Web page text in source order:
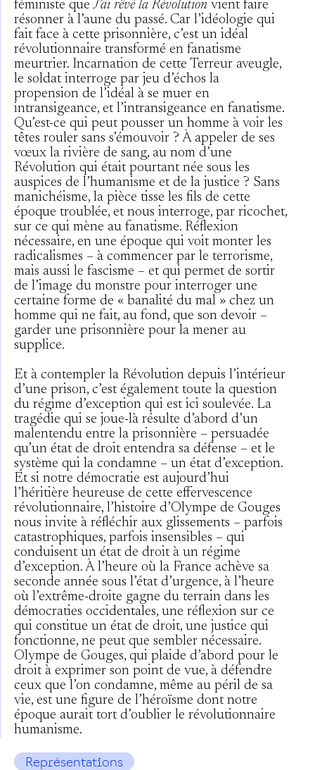
féministe queJ’ai rêvé la Révolution vient faire
résonner à l’aune du passé. Car l’idéologie qui
fait face à cette prisonnière, c’est un idéal
révolutionnaire transformé en fanatisme
meurtrier. Incarnation de cette Terreur aveugle,
le soldat interroge par jeu d’échos la
propension de l’idéal à se muer en
intransigeance, et l’intransigeance en fanatisme.
Qu’est-ce qui peut pousser un homme à voir les
têtes rouler sans s’émouvoir ? À appeler de ses
vœux la rivière de sang, au nom d’une
Révolution qui était pourtant née sous les
auspices de l’humanisme et de la justice ? Sans
manichéisme, la pièce tisse les fils de cette
époque troublée, et nous interroge, par ricochet,
sur ce qui mène au fanatisme. Réflexion
nécessaire, en une époque qui voit monter les
radicalismes – à commencer par le terrorisme,
mais aussi le fascisme – et qui permet de sortir
de l’image du monstre pour interroger une
certaine forme de « banalité du mal » chez un
homme qui ne fait, au fond, que son devoir –
garder une prisonnière pour la mener au
supplice.
Et à contempler la Révolution depuis l’intérieur
d’une prison, c’est également toute la question
du régime d’exception qui est ici soulevée. La
tragédie qui se joue-là résulte d’abord d’un
malentendu entre la prisonnière – persuadée
qu’un état de droit entendra sa défense – et le
système qui la condamne – un état d’exception.
Et si notre démocratie est aujourd’hui
l’héritière heureuse de cette effervescence
révolutionnaire, l’histoire d’Olympe de Gouges
nous invite à réfléchir aux glissements – parfois
catastrophiques, parfois insensibles – qui
conduisent un état de droit à un régime
d’exception. À l’heure où la France achève sa
seconde année sous l’état d’urgence, à l’heure
où l’extrême-droite gagne du terrain dans les
démocraties occidentales, une réflexion sur ce
qui constitue un état de droit, une justice qui
fonctionne, ne peut que sembler nécessaire.
Olympe de Gouges, qui plaide d’abord pour le
droit à exprimer son point de vue, à défendre
ceux que l’on condamne, même au péril de sa
vie, est une figure de l’héroïsme dont notre
époque aurait tort d’oublier le révolutionnaire
humanisme.
Représentations